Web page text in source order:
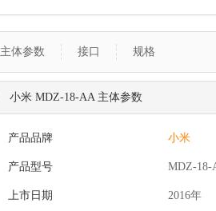
主体参数 接口 规格
小米 MDZ-18-AA 主体参数
产品品牌 小米
产品型号 MDZ-18-
上市日期 2016年